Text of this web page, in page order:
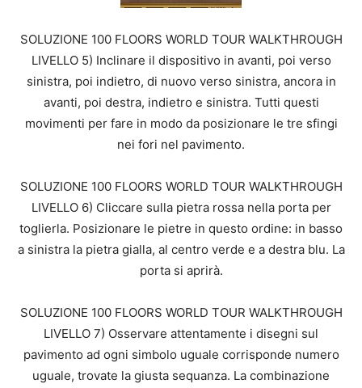
SOLUZIONE 100 FLOORS WORLD TOUR WALKTHROUGH
LIVELLO 5) Inclinare il dispositivo in avanti, poi verso
sinistra, poi indietro, di nuovo verso sinistra, ancora in
avanti, poi destra, indietro e sinistra. Tutti questi
movimenti per fare in modo da posizionare le tre sfingi
nei fori nel pavimento.
SOLUZIONE 100 FLOORS WORLD TOUR WALKTHROUGH
LIVELLO 6) Cliccare sulla pietra rossa nella porta per
toglierla. Posizionare le pietre in questo ordine: in basso
a sinistra la pietra gialla, al centro verde e a destra blu. La
porta si aprirà.
SOLUZIONE 100 FLOORS WORLD TOUR WALKTHROUGH
LIVELLO 7) Osservare attentamente i disegni sul
pavimento ad ogni simbolo uguale corrisponde numero
uguale, trovate la giusta sequanza. La combinazione